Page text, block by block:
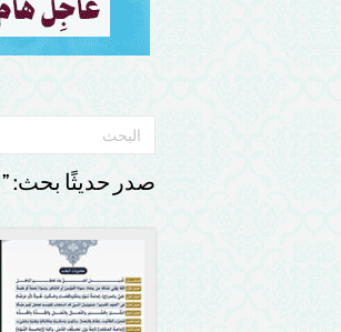
صدر حديثًا بحث: ”